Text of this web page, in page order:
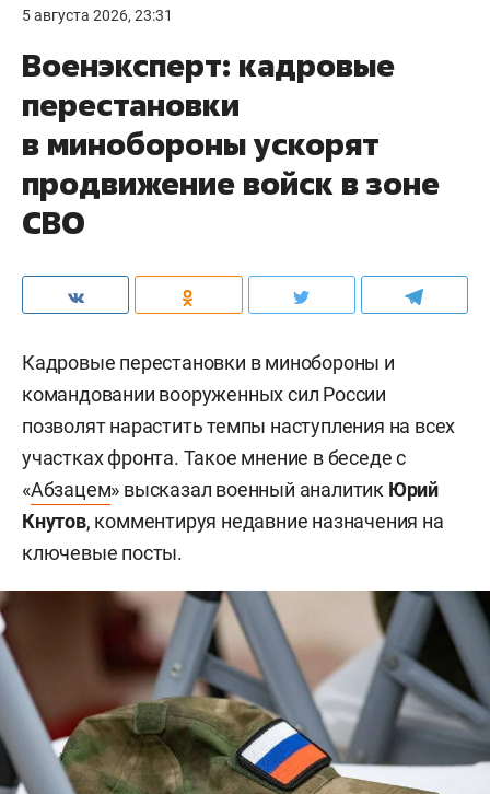
5 августа 2026, 23:31
Военэксперт: кадровые
перестановки
в минобороны ускорят
продвижение войск в зоне
СВО
Кадровые перестановки в минобороны и
командовании вооруженных сил России
позволят нарастить темпы наступления на всех
участках фронта. Такое мнение в беседе с
«Абзацем» высказал военный аналитик Юрий
Кнутов, комментируя недавние назначения на
ключевые посты.